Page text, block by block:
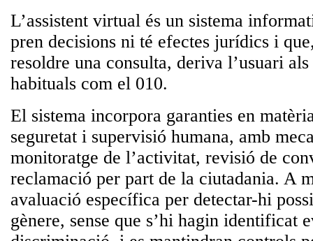
L’assistent virtual és un sistema
pren decisions ni té efectes jurídics i
resoldre una consulta, deriva l’usuari als
habituals com el 010.
El sistema incorpora garanties en
seguretat i supervisió humana, amb
monitoratge de l’activitat, revisió de
reclamació per part de la ciutadania. A
avaluació específica per detectar-hi
gènere, sense que s’hi hagin identificat